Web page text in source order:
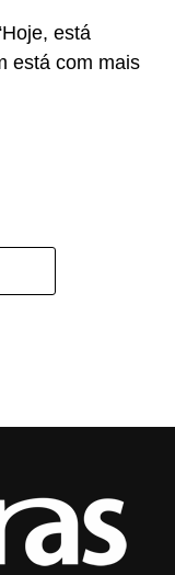
está
está com mais